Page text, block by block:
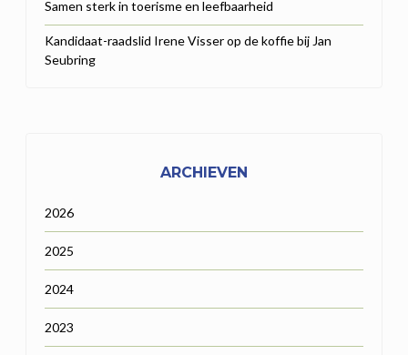
Samen sterk in toerisme en leefbaarheid
Kandidaat-raadslid Irene Visser op de koffie bij Jan
Seubring
ARCHIEVEN
2026
2025
2024
2023